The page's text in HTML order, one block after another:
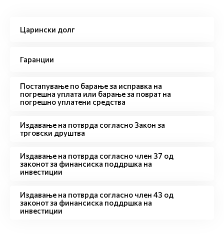
Царински долг
Гаранции
Постапување по барање за исправка на
погрешна уплата или барање за поврат на
погрешно уплатени средства
Издавање на потврда согласно Закон за
трговски друштва
Издавање на потврда согласно член 37 од
законот за финансиска поддршка на
инвестиции
Издавање на потврда согласно член 43 од
законот за финансиска поддршка на
инвестиции